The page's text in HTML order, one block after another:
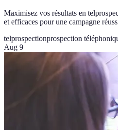
Maximisez vos résultats en
et efficaces pour une campagne
telprospectionprospection
Aug 9